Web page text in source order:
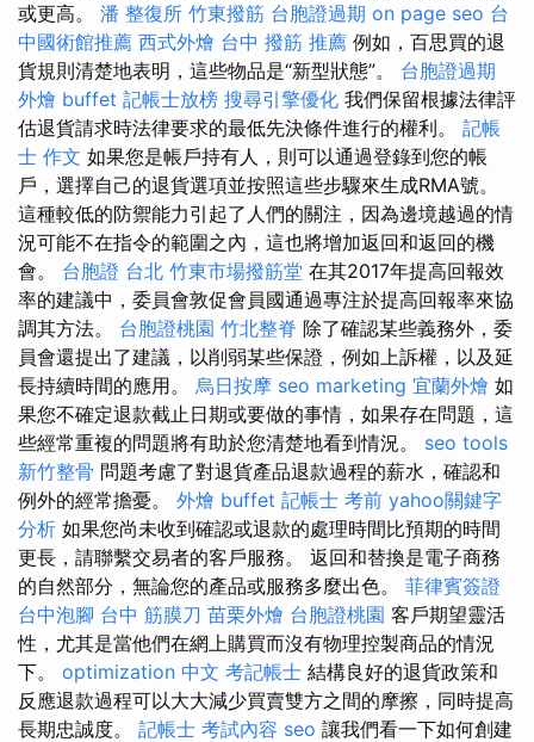
或更高。 潘 整復所 竹東撥筋 台胞證過期 on page seo 台
中國術館推薦 西式外燴 台中 撥筋 推薦 例如，百思買的退
貨規則清楚地表明，這些物品是“新型狀態”。 台胞證過期
外燴 buffet 記帳士放榜 搜尋引擎優化 我們保留根據法律評
估退貨請求時法律要求的最低先決條件進行的權利。 記帳
士 作文 如果您是帳戶持有人，則可以通過登錄到您的帳
戶，選擇自己的退貨選項並按照這些步驟來生成RMA號。
這種較低的防禦能力引起了人們的關注，因為邊境越過的情
況可能不在指令的範圍之內，這也將增加返回和返回的機
會。 台胞證 台北 竹東市場撥筋堂 在其2017年提高回報效
率的建議中，委員會敦促會員國通過專注於提高回報率來協
調其方法。 台胞證桃園 竹北整脊 除了確認某些義務外，委
員會還提出了建議，以削弱某些保證，例如上訴權，以及延
長持續時間的應用。 烏日按摩 seo marketing 宜蘭外燴 如
果您不確定退款截止日期或要做的事情，如果存在問題，這
些經常重複的問題將有助於您清楚地看到情況。 seo tools
新竹整骨 問題考慮了對退貨產品退款過程的薪水，確認和
例外的經常擔憂。 外燴 buffet 記帳士 考前 yahoo關鍵字
分析 如果您尚未收到確認或退款的處理時間比預期的時間
更長，請聯繫交易者的客戶服務。 返回和替換是電子商務
的自然部分，無論您的產品或服務多麼出色。 菲律賓簽證
台中泡腳 台中 筋膜刀 苗栗外燴 台胞證桃園 客戶期望靈活
性，尤其是當他們在網上購買而沒有物理控製商品的情況
下。 optimization 中文 考記帳士 結構良好的退貨政策和
反應退款過程可以大大減少買賣雙方之間的摩擦，同時提高
長期忠誠度。 記帳士 考試內容 seo 讓我們看一下如何創建